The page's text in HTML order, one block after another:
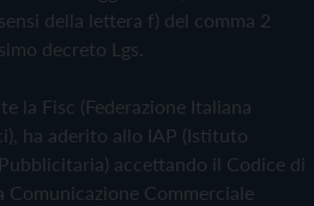
della lettera f) del comma 2
decreto Lgs.
la Fisc (Federazione Italiana
ha aderito allo IAP (Istituto
accettando il Codice di
Commerciale